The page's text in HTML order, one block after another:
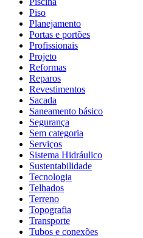
Piso
Planejamento
Portas e portões
Profissionais
Projeto
Reformas
Reparos
Revestimentos
Sacada
Saneamento básico
Segurança
Sem categoria
Serviços
Sistema Hidráulico
Sustentabilidade
Tecnologia
Telhados
Terreno
Topografia
Transporte
Tubos e conexões